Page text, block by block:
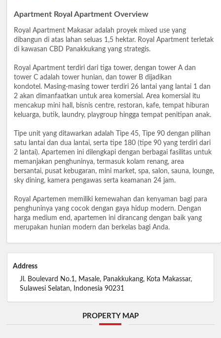
Apartment Royal Apartment Overview
Royal Apartment Makasar adalah proyek mixed use yang
dibangun di atas lahan seluas 1,5 hektar. Royal Apartment terletak
di kawasan CBD Panakkukang yang strategis.
Royal Apartment terdiri dari tiga tower, dengan tower A dan
tower C adalah tower hunian, dan tower B dijadikan
kondotel. Masing-masing tower terdiri 26 lantai yang lantai 1 dan
2 akan dimanfaatkan untuk area komersial. Area komersial itu
mencakup mini hall, bisnis centre, restoran, kafe, tempat hiburan
keluarga, butik, laundry, playgroup hingga tempat penitipan anak.
Tipe unit yang ditawarkan adalah Tipe 45, Tipe 90 dengan pilihan
satu lantai dan dua lantai, serta tipe 180 (tipe 90 yang terdiri dari
2 lantai). Apartemen ini dilengkapi dengan berbagai fasilitas untuk
memanjakan penghuninya, termasuk kolam renang, area
bersantai, pusat kebugaran, mini market, spa, salon, sauna, lounge,
sky dining, kamera pengawas serta keamanan 24 jam.
Royal Apartemen memiliki kemewahan dan kenyaman bagi para
penghuninya yang cocok dengan gaya hidup modern. Dengan
harga medium end, apartemen ini dirancang dengan baik yang
merupakan hunian modern dan berkelas bagi Anda.
Address
Jl. Boulevard No.1, Masale, Panakkukang, Kota Makassar,
Sulawesi Selatan, Indonesia 90231
PROPERTY MAP